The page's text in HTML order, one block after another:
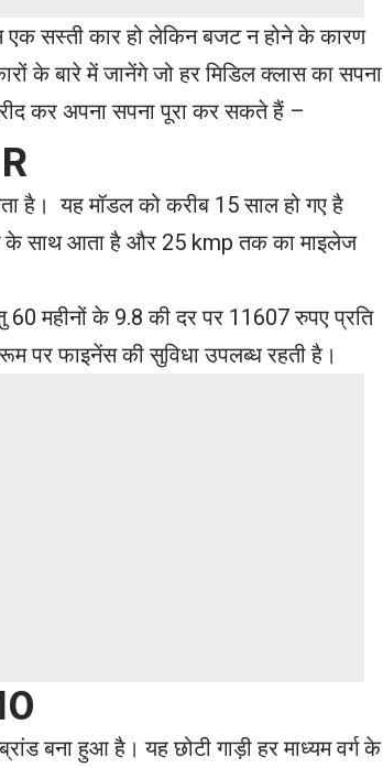
एक सस्ती कार हो लेकिन बजट न होने के कारण
के बारे में जानेंगे जो हर मिडिल क्लास का सपना
कर अपना सपना पूरा कर सकते हैं –
है। यह मॉडल को करीब 15 साल हो गए है
के साथ आता है और 25 kmp तक का माइलेज
महीनों के 9.8 की दर पर 11607 रुपए प्रति
पर फाइनेंस की सुविधा उपलब्ध रहती है।
बना हुआ है। यह छोटी गाड़ी हर माध्यम वर्ग के